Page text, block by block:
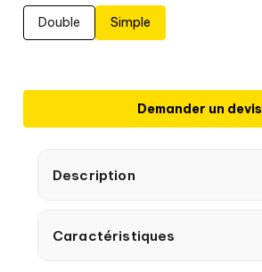
Double Simple
Demander un devis
Description
Caractéristiques